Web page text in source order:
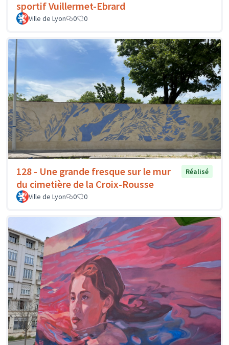
sportif Vuillermet-Ebrard
Ville de Lyon 0 0
128 - Une grande fresque sur le mur
du cimetière de la Croix-Rousse
Réalisé
Ville de Lyon 0 0